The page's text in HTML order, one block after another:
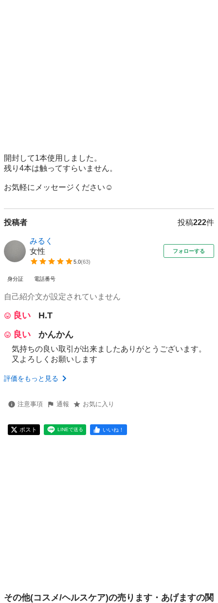
開封して1本使用しました。
残り4本は触ってすらいません。
お気軽にメッセージください☺️
投稿者 投稿222件
みるく
女性
5.0(63)
フォローする
身分証 電話番号
自己紹介文が設定されていません
良い
H.T
良い
かんかん
気持ちの良い取引が出来ましたありがとうございます。
又よろしくお願いします
評価をもっと見る
注意事項 通報 お気に入り
ポスト LINEで送る いいね！
その他(コスメ/ヘルスケア)の売ります・あげますの関